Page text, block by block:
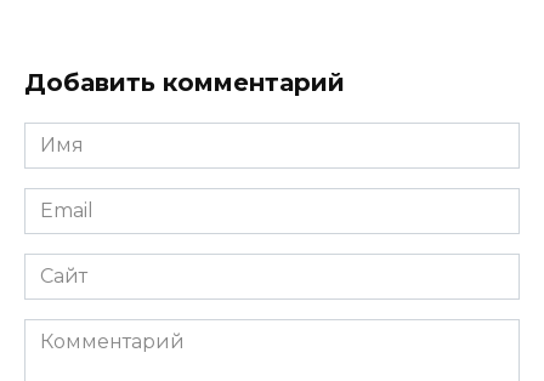
Добавить комментарий
Имя
*
Email
*
Сайт
Комментарий